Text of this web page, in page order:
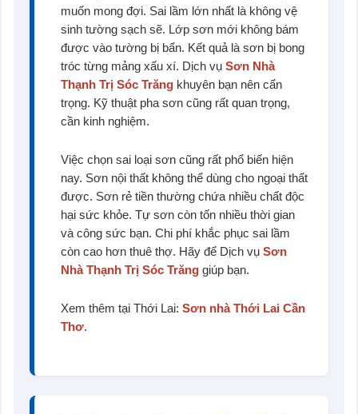
muốn mong đợi. Sai lầm lớn nhất là không vệ
sinh tường sạch sẽ. Lớp sơn mới không bám
được vào tường bị bẩn. Kết quả là sơn bị bong
tróc từng mảng xấu xí. Dịch vụ Sơn Nhà
Thạnh Trị Sóc Trăng khuyên bạn nên cẩn
trọng. Kỹ thuật pha sơn cũng rất quan trọng,
cần kinh nghiệm.
Việc chọn sai loại sơn cũng rất phổ biến hiện
nay. Sơn nội thất không thể dùng cho ngoại thất
được. Sơn rẻ tiền thường chứa nhiều chất độc
hại sức khỏe. Tự sơn còn tốn nhiều thời gian
và công sức bạn. Chi phí khắc phục sai lầm
còn cao hơn thuê thợ. Hãy để Dịch vụ Sơn
Nhà Thạnh Trị Sóc Trăng giúp bạn.
Xem thêm tại Thới Lai: Sơn nhà Thới Lai Cần
Thơ.